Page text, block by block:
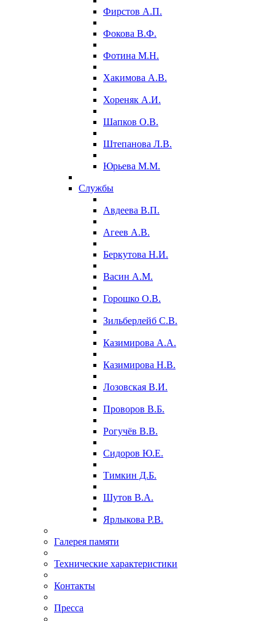
Фирстов А.П.
Фокова В.Ф.
Фотина М.Н.
Хакимова А.В.
Хореняк А.И.
Шапков О.В.
Штепанова Л.В.
Юрьева М.М.
Службы
Авдеева В.П.
Агеев А.В.
Беркутова Н.И.
Васин А.М.
Горошко О.В.
Зильберлейб С.В.
Казимирова А.А.
Казимирова Н.В.
Лозовская В.И.
Проворов В.Б.
Рогучёв В.В.
Сидоров Ю.Е.
Тимкин Д.Б.
Шутов В.А.
Ярлыкова Р.В.
Галерея памяти
Технические характеристики
Контакты
Пресса